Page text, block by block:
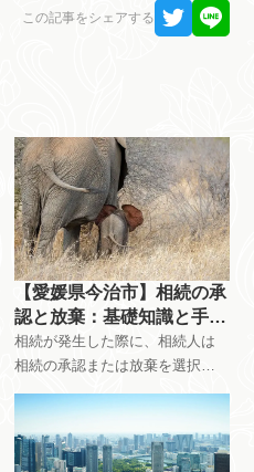
この記事をシェアする
【愛媛県今治市】相続の承
認と放棄：基礎知識と手続
きをわかりやすく解説
相続が発生した際に、相続人は
相続の承認または放棄を選択す
相続放棄・限定承認の違い、手
続き、注意点などをわかりやす
く解説します。愛媛県今治市で